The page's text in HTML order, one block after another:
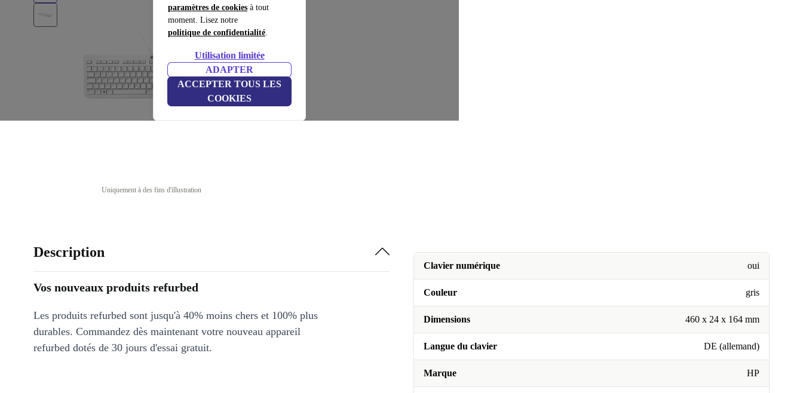
paramètres de cookies à tout
moment. Lisez notre
politique de confidentialité.
Utilisation limitée
ADAPTER
ACCEPTER TOUS LES
COOKIES
Uniquement à des fins d'illustration
Clavier numérique oui
Couleur gris
Dimensions 460 x 24 x 164 mm
Langue du clavier DE (allemand)
Marque HP
Description
Vos nouveaux produits refurbed
Les produits refurbed sont jusqu'à 40% moins chers et 100% plus
durables. Commandez dès maintenant votre nouveau appareil
refurbed dotés de 30 jours d'essai gratuit.